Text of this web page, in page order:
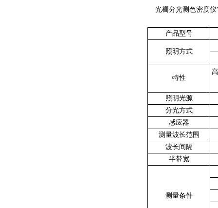
光栅分光测色密度仪
产品型号
照明方式
特性
照明光源
分光方式
感应器
测量波长范围
波长间隔
半带宽
测量条件